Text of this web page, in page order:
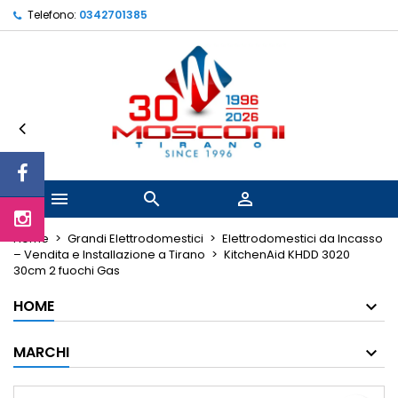
Telefono: 0342701385
  
Home Grandi Elettrodomestici
Elettrodomestici da Incasso
– Vendita e Installazione a Tirano
KitchenAid KHDD 3020
30cm 2 fuochi Gas
HOME
MARCHI
Le mie liste di desideri
Crea lista dei desideri
Nome lista dei desideri
Accedi
Devi avere effettuato l'accesso per salvare dei prodotti